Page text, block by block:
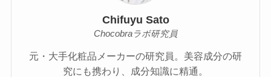
Chifuyu Sato
Chocobraラボ研究員
元・大手化粧品メーカーの研究員。美容成分の研
究にも携わり、成分知識に精通。